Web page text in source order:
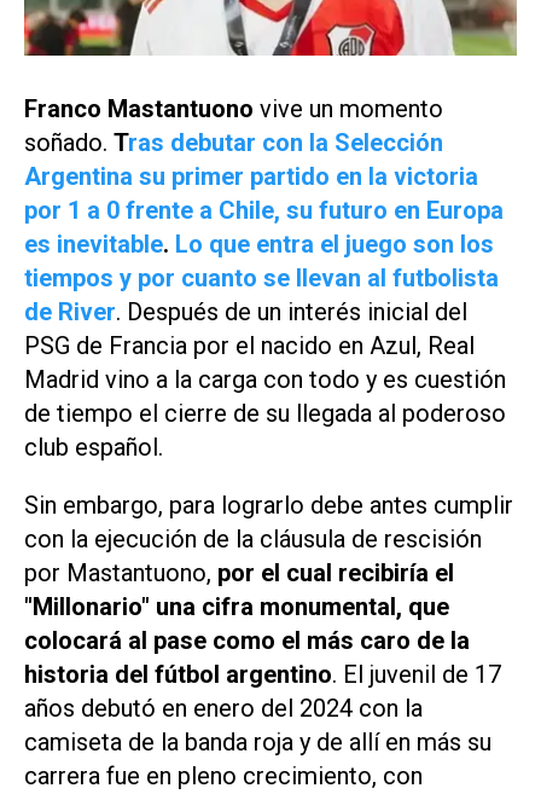
Franco Mastantuono vive un momento
soñado. Tras debutar con la Selección
Argentina su primer partido en la victoria
por 1 a 0 frente a Chile, su futuro en Europa
es inevitable. Lo que entra el juego son los
tiempos y por cuanto se llevan al futbolista
de River. Después de un interés inicial del
PSG de Francia por el nacido en Azul, Real
Madrid vino a la carga con todo y es cuestión
de tiempo el cierre de su llegada al poderoso
club español.
Sin embargo, para lograrlo debe antes cumplir
con la ejecución de la cláusula de rescisión
por Mastantuono, por el cual recibiría el
"Millonario" una cifra monumental, que
colocará al pase como el más caro de la
historia del fútbol argentino. El juvenil de 17
años debutó en enero del 2024 con la
camiseta de la banda roja y de allí en más su
carrera fue en pleno crecimiento, con